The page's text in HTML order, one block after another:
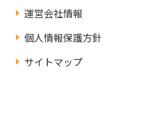
運営会社情報
個人情報保護方針
サイトマップ